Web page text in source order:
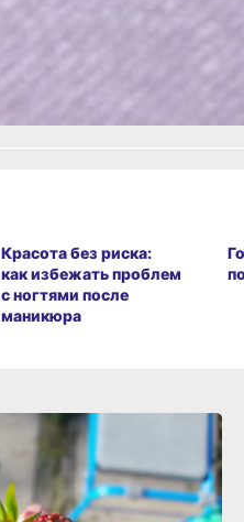
Красота без риска:
как избежать проблем
с ногтями после
маникюра